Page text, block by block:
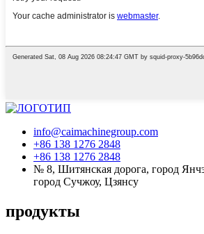
info@caimachinegroup.com
+86 138 1276 2848
+86 138 1276 2848
№ 8, Шитянская дорога, город
город Сучжоу, Цзянсу
продукты